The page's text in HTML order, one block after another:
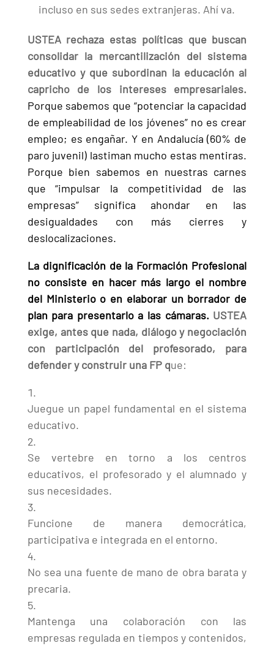
incluso en sus sedes extranjeras. Ahí va.
USTEA rechaza estas políticas que buscan
consolidar la mercantilización del sistema
educativo y que subordinan la educación al
capricho de los intereses empresariales.
Porque sabemos que “potenciar la capacidad
de empleabilidad de los jóvenes” no es crear
empleo; es engañar. Y en Andalucía (60% de
paro juvenil) lastiman mucho estas mentiras.
Porque bien sabemos en nuestras carnes
que “impulsar la competitividad de las
empresas” significa ahondar en las
desigualdades con más cierres y
deslocalizaciones.
La dignificación de la Formación Profesional
no consiste en hacer más largo el nombre
del Ministerio o en elaborar un borrador de
plan para presentarlo a las cámaras. USTEA
exige, antes que nada, diálogo y negociación
con participación del profesorado, para
defender y construir una FP que:
Juegue un papel fundamental en el sistema
educativo.
Se vertebre en torno a los centros
educativos, el profesorado y el alumnado y
sus necesidades.
Funcione de manera democrática,
participativa e integrada en el entorno.
No sea una fuente de mano de obra barata y
precaria.
Mantenga una colaboración con las
empresas regulada en tiempos y contenidos,